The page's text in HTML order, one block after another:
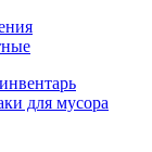
для мусора